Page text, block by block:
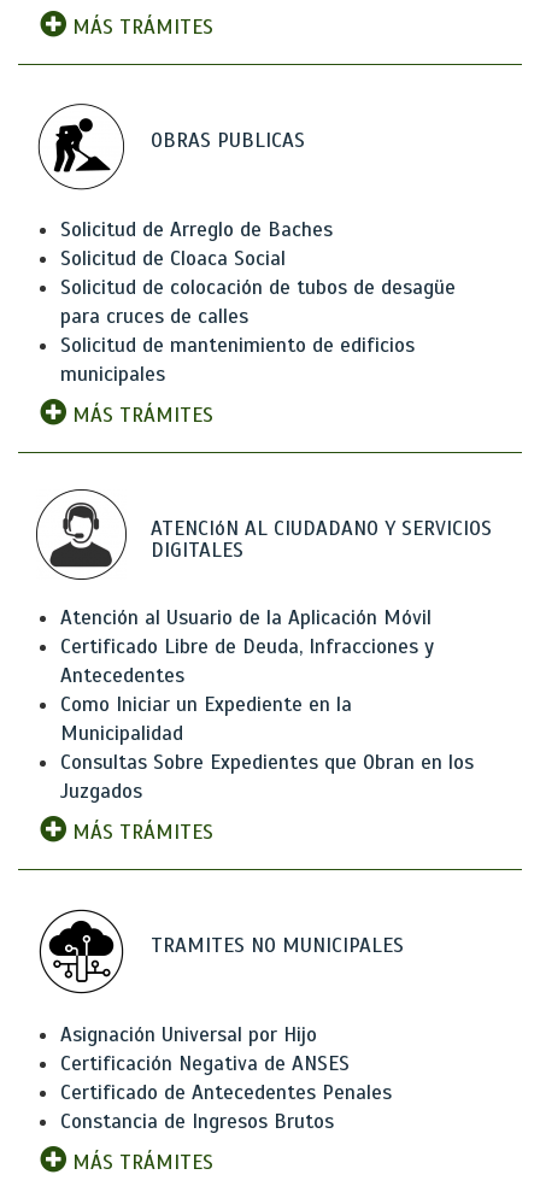
MÁS TRÁMITES
OBRAS PUBLICAS
Solicitud de Arreglo de Baches
Solicitud de Cloaca Social
Solicitud de colocación de tubos de desagüe
para cruces de calles
Solicitud de mantenimiento de edificios
municipales
MÁS TRÁMITES
ATENCIóN AL CIUDADANO Y SERVICIOS
DIGITALES
Atención al Usuario de la Aplicación Móvil
Certificado Libre de Deuda, Infracciones y
Antecedentes
Como Iniciar un Expediente en la
Municipalidad
Consultas Sobre Expedientes que Obran en los
Juzgados
MÁS TRÁMITES
TRAMITES NO MUNICIPALES
Asignación Universal por Hijo
Certificación Negativa de ANSES
Certificado de Antecedentes Penales
Constancia de Ingresos Brutos
MÁS TRÁMITES